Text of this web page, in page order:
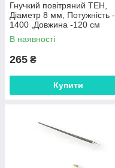
Гнучкий повітряний ТЕН,
Діаметр 8 мм, Потужність -
1400 ,Довжина -120 см
,Kawai
В наявності
265 ₴
Купити